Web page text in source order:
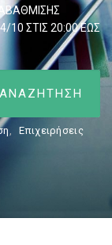
ΣΤΙΣ 20:00 ΕΩΣ
, Επιχειρήσεις